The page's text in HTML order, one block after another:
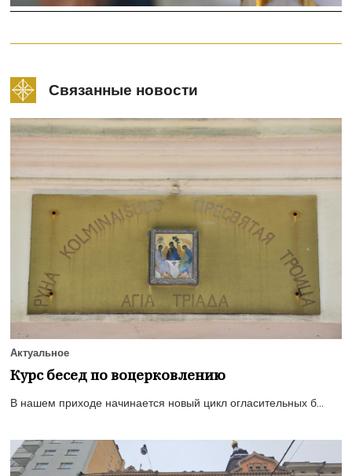
Связанные новости
Актуальное
Курс бесед по воцерковлению
В нашем приходе начинается новый цикл огласительных б...